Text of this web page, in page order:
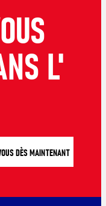
L'
DÈS MAINTENANT